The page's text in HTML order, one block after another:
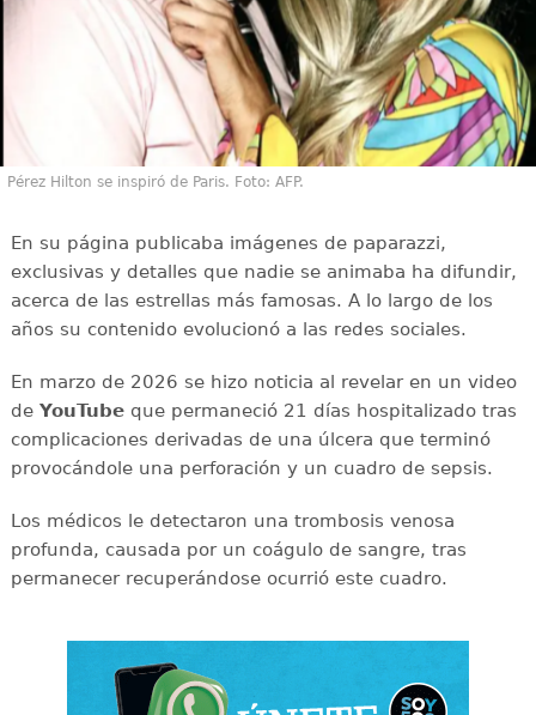
Pérez Hilton se inspiró de Paris. Foto: AFP.
En su página publicaba imágenes de paparazzi,
exclusivas y detalles que nadie se animaba ha difundir,
acerca de las estrellas más famosas. A lo largo de los
años su contenido evolucionó a las redes sociales.
En marzo de 2026 se hizo noticia al revelar en un video
deYouTubeque permaneció 21 días hospitalizado tras
complicaciones derivadas de una úlcera que terminó
provocándole una perforación y un cuadro de sepsis.
Los médicos le detectaron una trombosis venosa
profunda, causada por un coágulo de sangre, tras
permanecer recuperándose ocurrió este cuadro.